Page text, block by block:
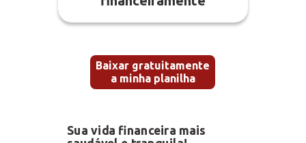
Baixar gratuitamente
a minha planilha
Sua vida financeira mais